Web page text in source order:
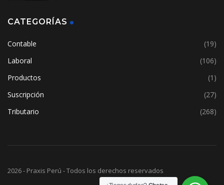
CATEGORÍAS
Contable
(19)
Laboral
(106)
Productos
(1)
Suscripción
(27)
Tributario
(268)
2026 - Praxis Perú - Todos los derechos reservados